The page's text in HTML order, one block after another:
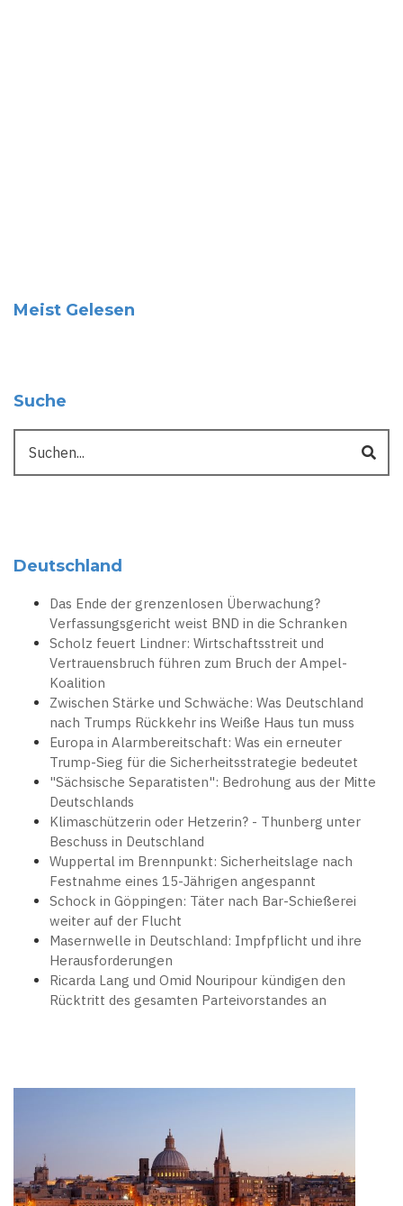
Meist Gelesen
Suche
Deutschland
Das Ende der grenzenlosen Überwachung?
Verfassungsgericht weist BND in die Schranken
Scholz feuert Lindner: Wirtschaftsstreit und
Vertrauensbruch führen zum Bruch der Ampel-
Koalition
Zwischen Stärke und Schwäche: Was Deutschland
nach Trumps Rückkehr ins Weiße Haus tun muss
Europa in Alarmbereitschaft: Was ein erneuter
Trump-Sieg für die Sicherheitsstrategie bedeutet
"Sächsische Separatisten": Bedrohung aus der Mitte
Deutschlands
Klimaschützerin oder Hetzerin? - Thunberg unter
Beschuss in Deutschland
Wuppertal im Brennpunkt: Sicherheitslage nach
Festnahme eines 15-Jährigen angespannt
Schock in Göppingen: Täter nach Bar-Schießerei
weiter auf der Flucht
Masernwelle in Deutschland: Impfpflicht und ihre
Herausforderungen
Ricarda Lang und Omid Nouripour kündigen den
Rücktritt des gesamten Parteivorstandes an